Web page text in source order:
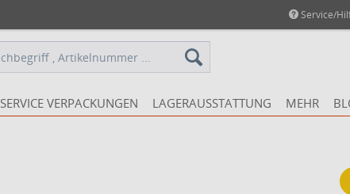
Service/
SERVICE VERPACKUNGEN LAGERAUSSTATTUNG MEHR